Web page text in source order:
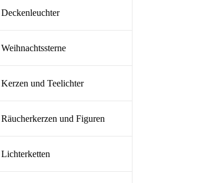
Deckenleuchter
Weihnachtssterne
Kerzen und Teelichter
Räucherkerzen und Figuren
Lichterketten